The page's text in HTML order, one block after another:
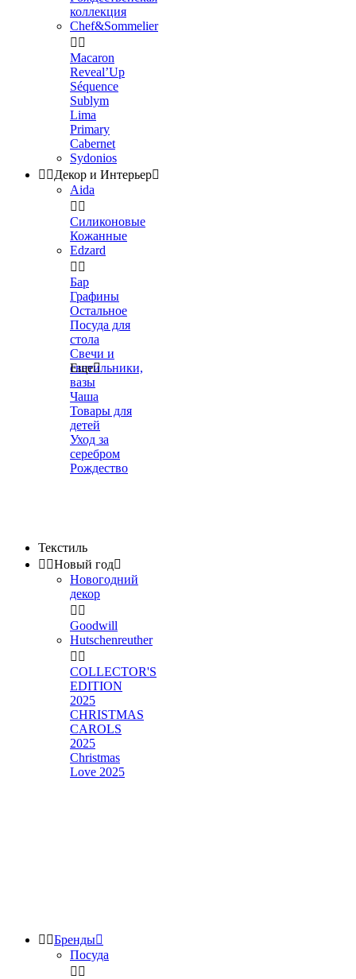
коллекция
Chef&Sommelier
 
Macaron
Reveal’Up
Séquence
Sublym
Lima
Primary
Cabernet
Sydonios
 Декор и Интерьер
Aida
 
Силиконовые
Кожанные
Edzard
 
Бар
Графины
Остальное
Посуда для
стола
Свечи и
светильники,
вазы
Чаша
Товары для
детей
Уход за
серебром
Рождество
Еще
Текстиль
 Новый год
Новогодний
декор
 
Goodwill
Hutschenreuther
 
COLLECTOR'S
EDITION
2025
CHRISTMAS
CAROLS
2025
Christmas
Love 2025
 Бренды
Посуда
 